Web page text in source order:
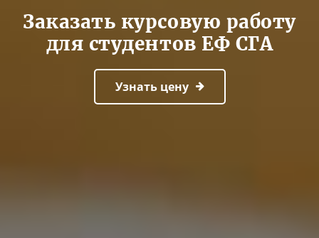
Заказать курсовую работу
для студентов ЕФ СГА
Узнать цену